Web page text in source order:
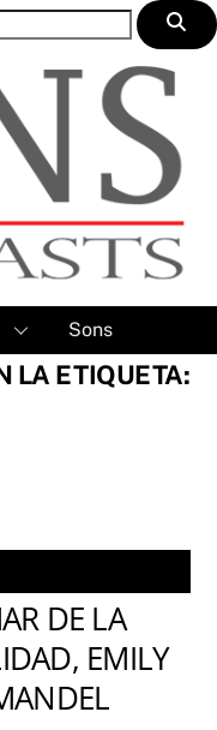
Sons
LA ETIQUETA:
DE LA
EMILY